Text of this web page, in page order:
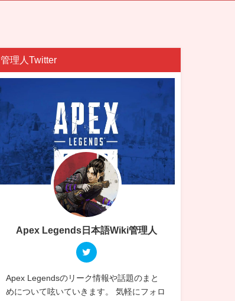
管理人Twitter
Apex Legends日本語Wiki管理人
Apex Legendsのリーク情報や話題のまと
めについて呟いていきます。 気軽にフォロ